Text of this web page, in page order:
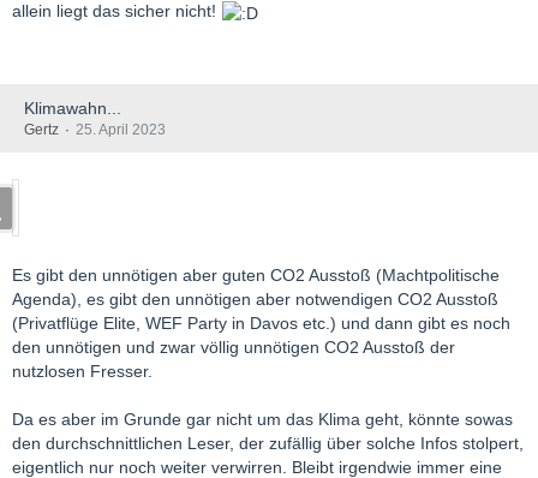
allein liegt das sicher nicht!
Klimawahn...
Gertz 25. April 2023
Es gibt den unnötigen aber guten CO2 Ausstoß (Machtpolitische
Agenda), es gibt den unnötigen aber notwendigen CO2 Ausstoß
(Privatflüge Elite, WEF Party in Davos etc.) und dann gibt es noch
den unnötigen und zwar völlig unnötigen CO2 Ausstoß der
nutzlosen Fresser.
Da es aber im Grunde gar nicht um das Klima geht, könnte sowas
den durchschnittlichen Leser, der zufällig über solche Infos stolpert,
eigentlich nur noch weiter verwirren. Bleibt irgendwie immer eine